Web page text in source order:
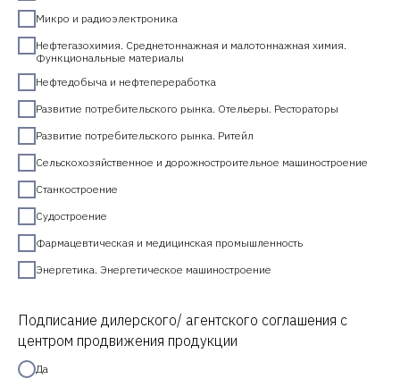
Микро и радиоэлектроника
Нефтегазохимия. Среднетоннажная и малотоннажная химия.
Функциональные материалы
Нефтедобыча и нефтепереработка
Развитие потребительского рынка. Отельеры. Рестораторы
Развитие потребительского рынка. Ритейл
Сельскохозяйственное и дорожностроительное машиностроение
Станкостроение
Судостроение
Фармацевтическая и медицинская промышленность
Энергетика. Энергетическое машиностроение
Подписание дилерского/ агентского соглашения с
центром продвижения продукции
Да